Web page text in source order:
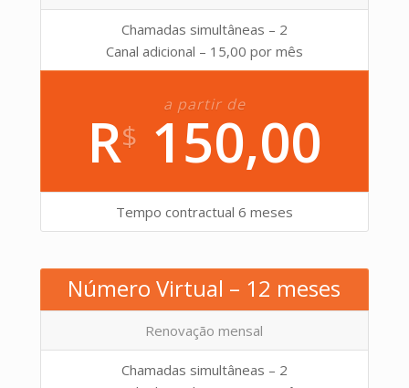
Chamadas simultâneas – 2
Canal adicional – 15,00 por mês
a partir de
R$ 150,00
Tempo contractual 6 meses
Número Virtual – 12 meses
Renovação mensal
Chamadas simultâneas – 2